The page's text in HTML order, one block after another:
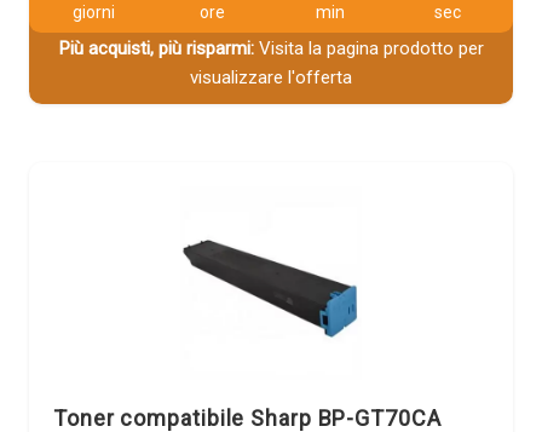
giorni ore min sec
Più acquisti, più risparmi:Visita la pagina prodotto per
visualizzare l'offerta
Toner compatibile Sharp BP-GT70CA